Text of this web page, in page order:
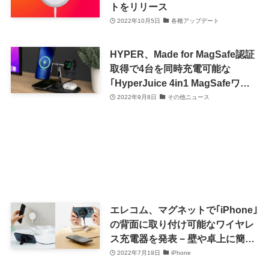
トをリリース
2022年10月5日 各種アップデート
HYPER、Made for MagSafe認証
取得で4台を同時充電可能な
｢HyperJuice 4in1 MagSafeワイ
ヤレスチャージャー｣を発売
2022年9月8日 その他ニュース
エレコム、マグネットで｢iPhone｣
の背面に取り付け可能なワイヤレ
ス充電器を発表 − 壁や卓上に簡易
固定も可能
2022年7月19日 iPhone